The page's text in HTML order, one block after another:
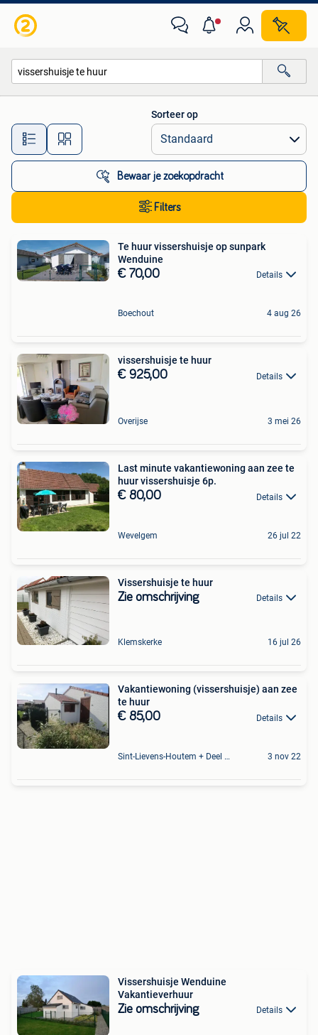
Alle afstanden…
Sorteer op
Bewaar je zoekopdracht
Filters
Te huur vissershuisje op sunpark
Wenduine
€ 70,00 Details
Boechout 4 aug 26
vissershuisje te huur
€ 925,00 Details
Overijse 3 mei 26
Last minute vakantiewoning aan zee te
huur vissershuisje 6p.
€ 80,00 Details
Wevelgem 26 jul 22
Vissershuisje te huur
Zie omschrijving Details
Klemskerke 16 jul 26
Vakantiewoning (vissershuisje) aan zee
te huur
€ 85,00 Details
Sint-Lievens-Houtem + Deel Oombergen 3 nov 22
Vissershuisje Wenduine
Vakantieverhuur
Zie omschrijving Details